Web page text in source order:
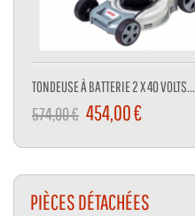
TONDEUSE À BATTERIE 2 X 40 VOLTS...
574,00 € 454,00 €
PIÈCES DÉTACHÉES